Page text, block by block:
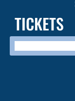
TICKETS